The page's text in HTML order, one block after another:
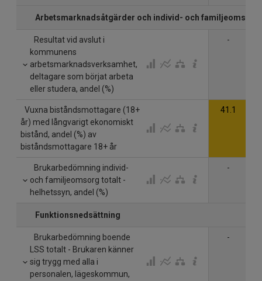
Arbetsmarknadsåtgärder och individ- och familjeomsorg
Resultat vid avslut i
kommunens
arbetsmarknadsverksamhet,
deltagare som börjat arbeta
eller studera, andel (%)
-
Vuxna biståndsmottagare (18+
år) med långvarigt ekonomiskt
bistånd, andel (%) av
biståndsmottagare 18+ år
41.1
Brukarbedömning individ-
och familjeomsorg totalt -
helhetssyn, andel (%)
-
Funktionsnedsättning
Brukarbedömning boende
LSS totalt - Brukaren känner
sig trygg med alla i
personalen, lägeskommun,
-